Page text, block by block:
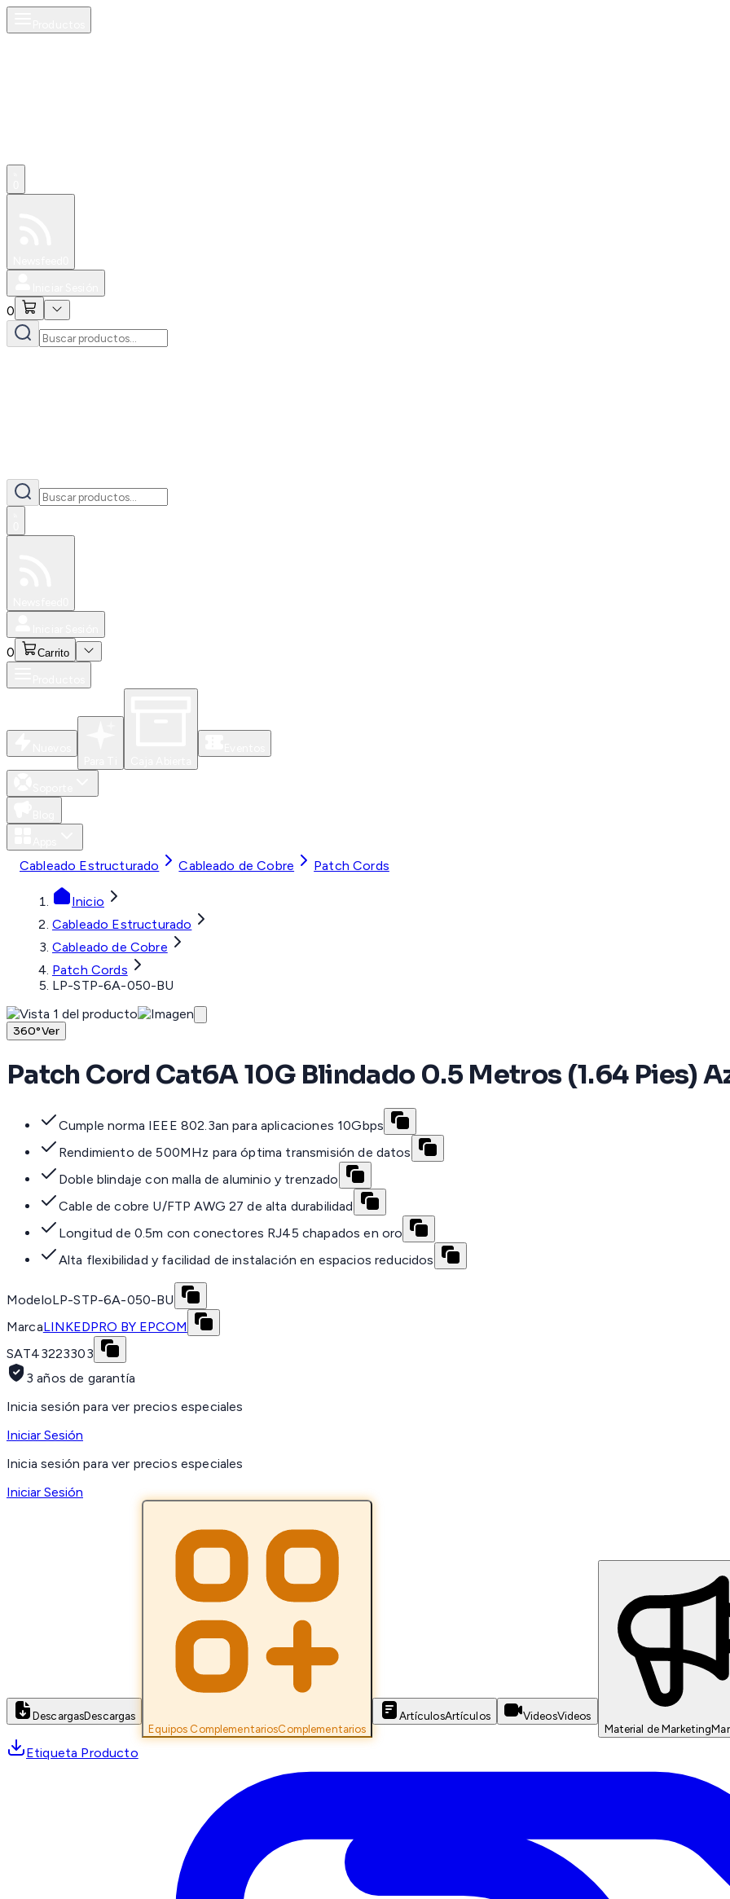
0
0 Carrito
Cableado Estructurado Cableado de Cobre Patch Cords
Inicio
Cableado Estructurado
Cableado de Cobre
Patch Cords
LP-STP-6A-050-BU
360°Ver
Patch Cord Cat6A 10G Blindado 0.5 Metros (1.64 Pies)
Cumple norma IEEE 802.3an para aplicaciones 10Gbps
Rendimiento de 500MHz para óptima transmisión de datos
Doble blindaje con malla de aluminio y trenzado
Cable de cobre U/FTP AWG 27 de alta durabilidad
Longitud de 0.5m con conectores RJ45 chapados en oro
Alta flexibilidad y facilidad de instalación en espacios reducidos
ModeloLP-STP-6A-050-BU
MarcaLINKEDPRO BY EPCOM
SAT43223303
3 años de garantía
Inicia sesión para ver precios especiales
Iniciar Sesión
Inicia sesión para ver precios especiales
Iniciar Sesión
DescargasDescargas
Equipos ComplementariosComplementarios
ArtículosArtículos VideosVideos
Material de Marketing
Etiqueta Producto